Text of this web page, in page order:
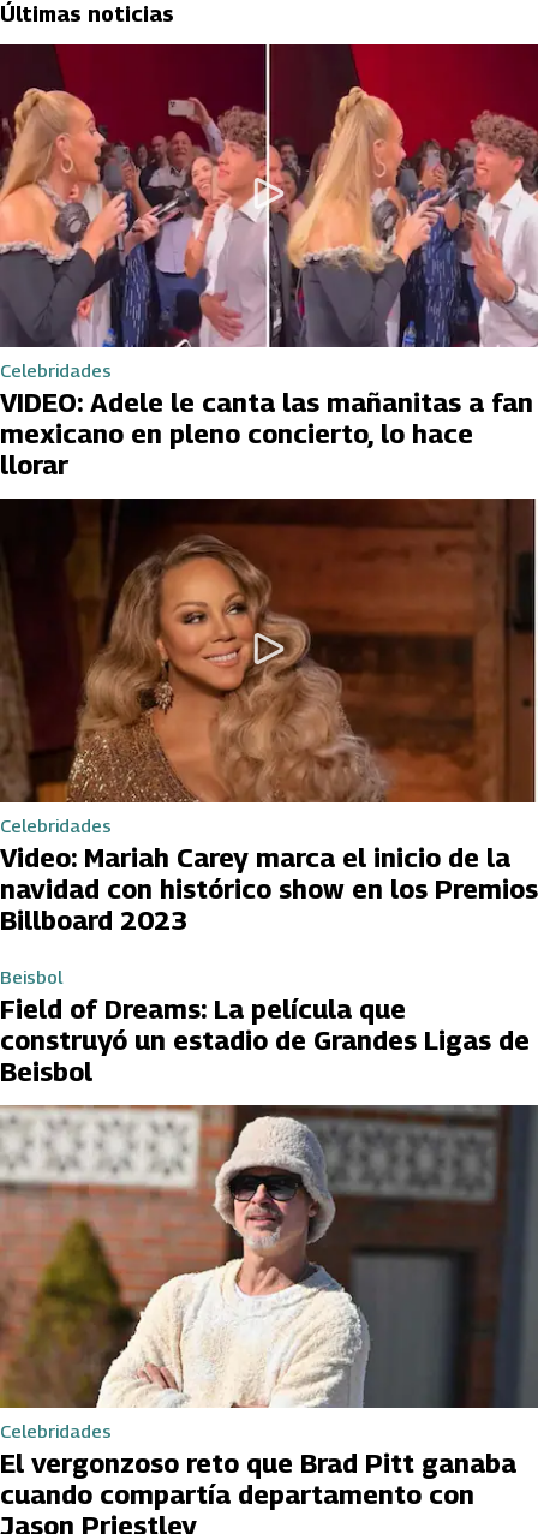
Últimas noticias
Celebridades
VIDEO: Adele le canta las mañanitas a fan
mexicano en pleno concierto, lo hace
llorar
Celebridades
Video: Mariah Carey marca el inicio de la
navidad con histórico show en los Premios
Billboard 2023
Beisbol
Field of Dreams: La película que
construyó un estadio de Grandes Ligas de
Beisbol
Celebridades
El vergonzoso reto que Brad Pitt ganaba
cuando compartía departamento con
Jason Priestley